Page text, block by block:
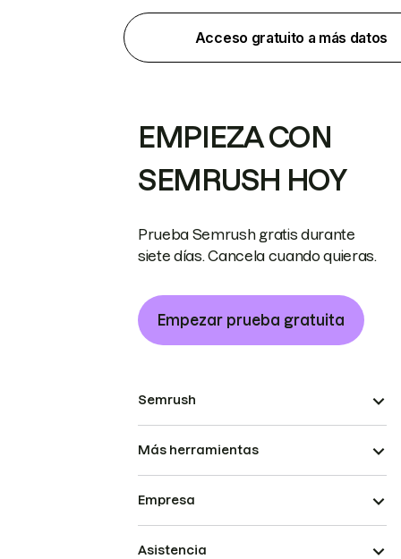
Acceso gratuito a más datos
EMPIEZA CON
SEMRUSH HOY
Prueba Semrush gratis durante
siete días. Cancela cuando quieras.
Empezar prueba gratuita
Semrush
Más herramientas
Empresa
Asistencia